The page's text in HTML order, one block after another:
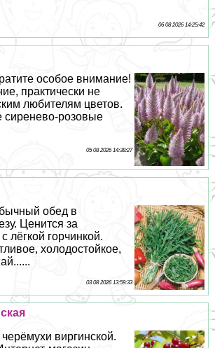
06 08 2026 14:25:42
особое внимание!
пpaктически не
любителям цветов.
розовые
05 08 2026 14:38:27
обед в
Ценится за
лёгкой горчинкой.
холодостойкое,
03 08 2026 13:59:33
виргинской.